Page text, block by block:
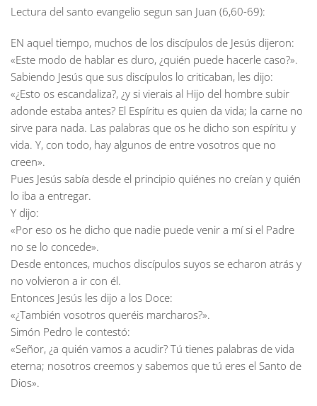
Lectura del santo evangelio segun san Juan (6,60-69):
EN aquel tiempo, muchos de los discípulos de Jesús dijeron:
«Este modo de hablar es duro, ¿quién puede hacerle caso?».
Sabiendo Jesús que sus discípulos lo criticaban, les dijo:
«¿Esto os escandaliza?, ¿y si vierais al Hijo del hombre subir
adonde estaba antes? El Espíritu es quien da vida; la carne no
sirve para nada. Las palabras que os he dicho son espíritu y
vida. Y, con todo, hay algunos de entre vosotros que no
creen».
Pues Jesús sabía desde el principio quiénes no creían y quién
lo iba a entregar.
Y dijo:
«Por eso os he dicho que nadie puede venir a mí si el Padre
no se lo concede».
Desde entonces, muchos discípulos suyos se echaron atrás y
no volvieron a ir con él.
Entonces Jesús les dijo a los Doce:
«¿También vosotros queréis marcharos?».
Simón Pedro le contestó:
«Señor, ¿a quién vamos a acudir? Tú tienes palabras de vida
eterna; nosotros creemos y sabemos que tú eres el Santo de
Dios».